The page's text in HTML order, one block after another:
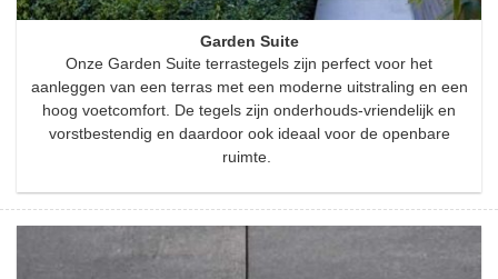
Garden Suite
Onze Garden Suite terrastegels zijn perfect voor het
aanleggen van een terras met een moderne uitstraling en een
hoog voetcomfort. De tegels zijn onderhouds-vriendelijk en
vorstbestendig en daardoor ook ideaal voor de openbare
ruimte.